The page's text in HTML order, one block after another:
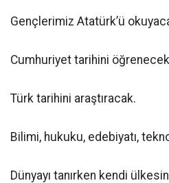
Gençlerimiz Atatürk’ü
Cumhuriyet tarihini
Türk tarihini araştıracak.
Bilimi, hukuku, edebiyatı,
Dünyayı tanırken kendi